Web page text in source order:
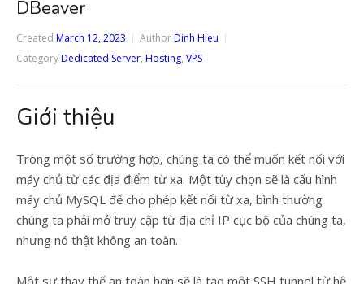
DBeaver
Created March 12, 2023 AuthorDinh Hieu
CategoryDedicated Server, Hosting, VPS
Giới thiệu
Trong một số trường hợp, chúng ta có thể muốn kết nối với
máy chủ từ các địa điểm từ xa. Một tùy chọn sẽ là cấu hình
máy chủ MySQL để cho phép kết nối từ xa, bình thường
chúng ta phải mở truy cập từ địa chỉ IP cục bộ của chúng ta,
nhưng nó thật không an toàn.
Một sự thay thế an toàn hơn sẽ là tạo một SSH tunnel từ hệ